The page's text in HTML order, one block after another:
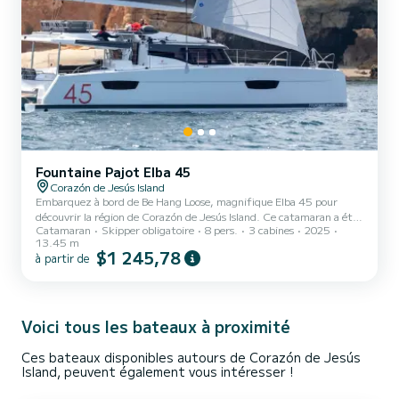
Fountaine Pajot Elba 45
Corazón de Jesús Island
Embarquez à bord de Be Hang Loose, magnifique Elba 45 pour
découvrir la région de Corazón de Jesús Island. Ce catamaran a été
construit en 2025 pour assurer confort et performance en mer. Le
bateau dispose de 3 cabines tout confort et une capacité
d'embarcation de 8 personnes. Avec une longueur totale de 14
Catamaran Skipper obligatoire 8 pers. 3 cabines
2025
13.45 m
à partir de $1 245,78
Voici tous les bateaux à proximité
Ces bateaux disponibles autours de Corazón de Jesús
Island, peuvent également vous intéresser !